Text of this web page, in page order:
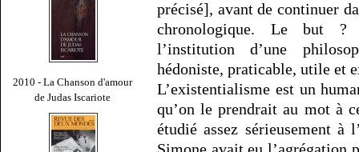
2010 - La Chanson d'amour
de Judas Iscariote
précisé], avant de continuer
chronologique. Le but ?
l’institution d’une
hédoniste, praticable, utile et
L’existentialisme est un
qu’on le prendrait au mot à
étudié assez sérieusement